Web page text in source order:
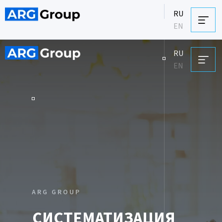
RU
EN
ARG GROUP
RU
EN